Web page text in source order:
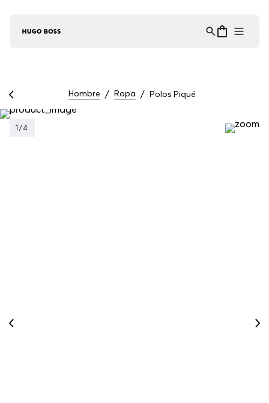
Hombre Ropa Polos Piqué
1 /4
Asistente Virtual
en línea ⋮